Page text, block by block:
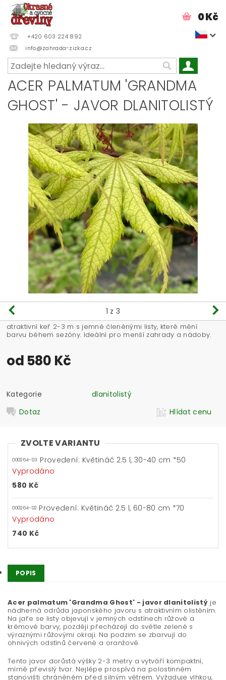
+420 603 224 892
info@zahrada-zizka.cz
0 Kč
ACER PALMATUM 'GRANDMA
GHOST' - JAVOR DLANITOLISTÝ
1 z 3
atraktivní keř 2-3 m s jemně členěnými listy, které mění
barvu během sezóny. Ideální pro menší zahrady a nádoby.
od 580 Kč
Kategorie
dlanitolistý
Dotaz
Hlídat cenu
ZVOLTE VARIANTU
000264-03 Provedení: Květináč 2.5 l, 30-40 cm *50
Vyprodáno
580 Kč
000264-02 Provedení: Květináč 2.5 l, 60-80 cm *70
Vyprodáno
740 Kč
POPIS
Acer palmatum 'Grandma Ghost' - javor dlanitolistý je
nádherná odrůda japonského javoru s atraktivním olistěním.
Na jaře se listy objevují v jemných odstínech růžové a
krémové barvy, později přecházejí do světle zelené s
výraznými růžovými okraji. Na podzim se zbarvují do
ohnivých odstínů červené a oranžové.
Tento javor dorůstá výšky 2-3 metry a vytváří kompaktní,
mírně převislý tvar. Nejlépe prospívá na polostinném
stanovišti chráněném před silným větrem. Vyžaduje vlhkou,